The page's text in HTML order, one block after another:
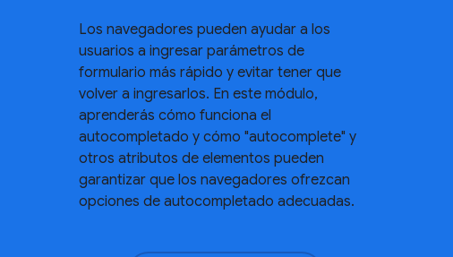
Los navegadores pueden ayudar a los
usuarios a ingresar parámetros de
formulario más rápido y evitar tener que
volver a ingresarlos. En este módulo,
aprenderás cómo funciona el
autocompletado y cómo "autocomplete" y
otros atributos de elementos pueden
garantizar que los navegadores ofrezcan
opciones de autocompletado adecuadas.